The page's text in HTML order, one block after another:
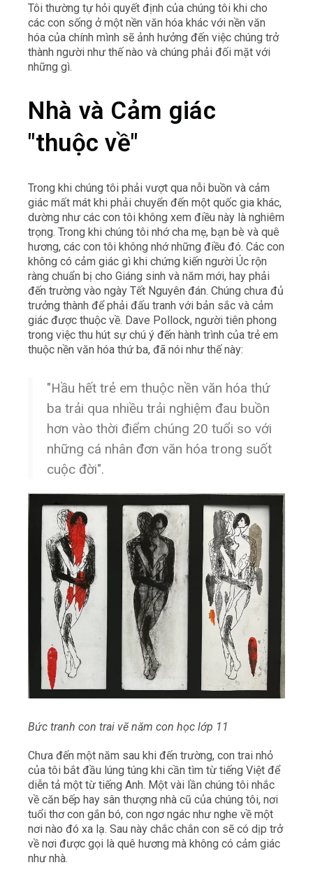
Tôi thường tự hỏi quyết định của chúng tôi khi cho
các con sống ở một nền văn hóa khác với nền văn
hóa của chính mình sẽ ảnh hưởng đến việc chúng trở
thành người như thế nào và chúng phải đối mặt với
những gì.
Nhà và Cảm giác
"thuộc về"
Trong khi chúng tôi phải vượt qua nỗi buồn và cảm
giác mất mát khi phải chuyển đến một quốc gia khác,
dường như các con tôi không xem điều này là nghiêm
trọng. Trong khi chúng tôi nhớ cha mẹ, bạn bè và quê
hương, các con tôi không nhớ những điều đó. Các con
không có cảm giác gì khi chứng kiến người Úc rộn
ràng chuẩn bị cho Giáng sinh và năm mới, hay phải
đến trường vào ngày Tết Nguyên đán. Chúng chưa đủ
trưởng thành để phải đấu tranh với bản sắc và cảm
giác được thuộc về. Dave Pollock, người tiên phong
trong việc thu hút sự chú ý đến hành trình của trẻ em
thuộc nền văn hóa thứ ba, đã nói như thế này:
"Hầu hết trẻ em thuộc nền văn hóa thứ
ba trải qua nhiều trải nghiệm đau buồn
hơn vào thời điểm chúng 20 tuổi so với
những cá nhân đơn văn hóa trong suốt
cuộc đời".
Bức tranh con trai vẽ năm con học lớp 11
Chưa đến một năm sau khi đến trường, con trai nhỏ
của tôi bắt đầu lúng túng khi cần tìm từ tiếng Việt để
diễn tả một từ tiếng Anh. Một vài lần chúng tôi nhắc
về căn bếp hay sân thượng nhà cũ của chúng tôi, nơi
tuổi thơ con gắn bó, con ngơ ngác như nghe về một
nơi nào đó xa lạ. Sau này chắc chắn con sẽ có dịp trở
về nơi được gọi là quê hương mà không có cảm giác
như nhà.